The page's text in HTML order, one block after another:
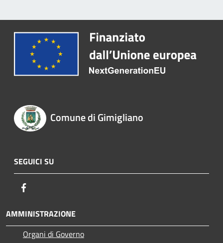
Comune di Gimigliano
SEGUICI SU
AMMINISTRAZIONE
Organi di Governo